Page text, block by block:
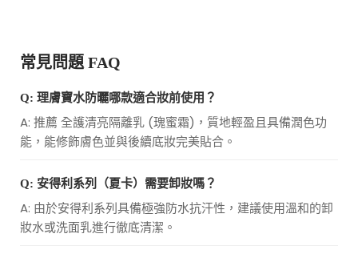
常見問題 FAQ
Q: 理膚寶水防曬哪款適合妝前使用？
A: 推薦 全護清亮隔離乳 (瑰蜜霜)，質地輕盈且具備潤色功
能，能修飾膚色並與後續底妝完美貼合。
Q: 安得利系列（夏卡）需要卸妝嗎？
A: 由於安得利系列具備極強防水抗汗性，建議使用溫和的卸
妝水或洗面乳進行徹底清潔。